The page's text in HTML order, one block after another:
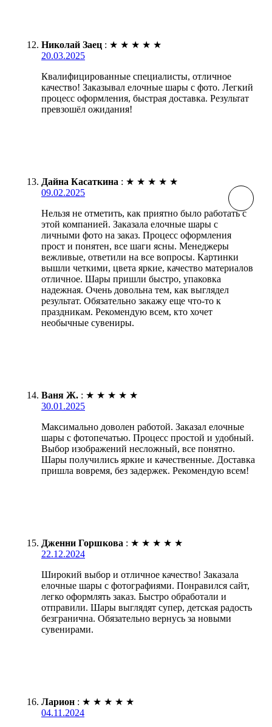
Николай Заец : ★ ★ ★ ★ ★
20.03.2025
Квалифицированные специалисты, отличное
качество! Заказывал елочные шары с фото. Легкий
процесс оформления, быстрая доставка. Результат
превзошёл ожидания!
Дайна Касаткина : ★ ★ ★ ★ ★
09.02.2025
Нельзя не отметить, как приятно было работать с
этой компанией. Заказала елочные шары с
личными фото на заказ. Процесс оформления
прост и понятен, все шаги ясны. Менеджеры
вежливые, ответили на все вопросы. Картинки
вышли четкими, цвета яркие, качество материалов
отличное. Шары пришли быстро, упаковка
надежная. Очень довольна тем, как выглядел
результат. Обязательно закажу еще что-то к
праздникам. Рекомендую всем, кто хочет
необычные сувениры.
Ваня Ж. : ★ ★ ★ ★ ★
30.01.2025
Максимально доволен работой. Заказал елочные
шары с фотопечатью. Процесс простой и удобный.
Выбор изображений несложный, все понятно.
Шары получились яркие и качественные. Доставка
пришла вовремя, без задержек. Рекомендую всем!
Дженни Горшкова : ★ ★ ★ ★ ★
22.12.2024
Широкий выбор и отличное качество! Заказала
елочные шары с фотографиями. Понравился сайт,
легко оформлять заказ. Быстро обработали и
отправили. Шары выглядят супер, детская радость
безгранична. Обязательно вернусь за новыми
сувенирами.
Ларион : ★ ★ ★ ★ ★
04.11.2024